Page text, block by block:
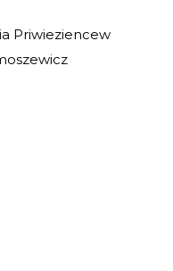
Priwieziencew